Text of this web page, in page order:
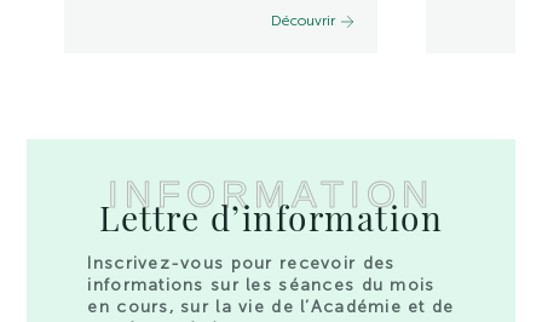
Découvrir
INFORMATION
Lettre d’information
Inscrivez-vous pour recevoir des
informations sur les séances du mois
en cours, sur la vie de l’Académie et de